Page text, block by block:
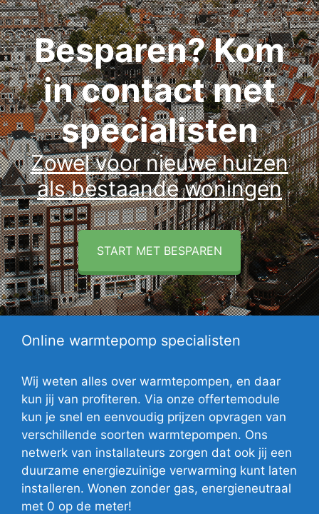
Besparen? Kom
in contact met
specialisten
Zowel voor nieuwe huizen
als bestaande woningen
START MET BESPAREN
Online warmtepomp specialisten
Wij weten alles over warmtepompen, en daar
kun jij van profiteren. Via onze offertemodule
kun je snel en eenvoudig prijzen opvragen van
verschillende soorten warmtepompen. Ons
netwerk van installateurs zorgen dat ook jij een
duurzame energiezuinige verwarming kunt laten
installeren. Wonen zonder gas, energieneutraal
met 0 op de meter!